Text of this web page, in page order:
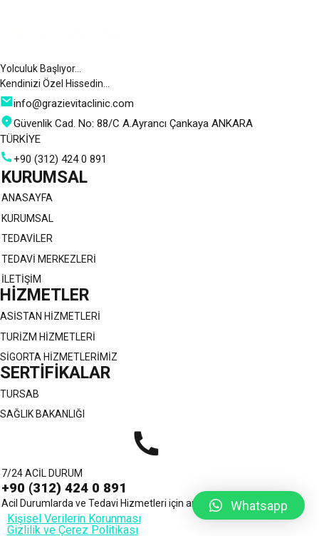
Yolculuk Başlıyor…
Kendinizi Özel Hissedin…
info@grazievitaclinic.com
Güvenlik Cad. No: 88/C A.Ayrancı Çankaya ANKARA
TÜRKİYE
+90 (312) 424 0 891
KURUMSAL
ANASAYFA
KURUMSAL
TEDAVİLER
TEDAVİ MERKEZLERİ
İLETİŞİM
HİZMETLER
ASİSTAN HİZMETLERİ
TURİZM HİZMETLERİ
SİGORTA HİZMETLERİMİZ
SERTİFİKALAR
TURSAB
SAĞLIK BAKANLIĞI
7/24 ACİL DURUM
+90 (312) 424 0 891
Acil Durumlarda ve Tedavi Hizmetleri için arayabilirsiniz.
Kişisel Verilerin Korunması
Gizlilik ve Çerez Politikası
Whatsapp